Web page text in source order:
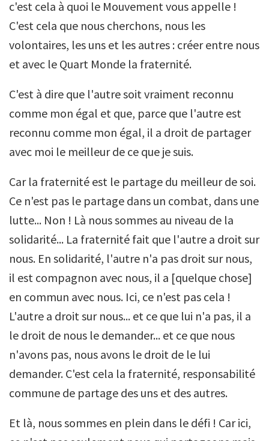
c'est cela à quoi le Mouvement vous appelle !
C'est cela que nous cherchons, nous les
volontaires, les uns et les autres : créer entre nous
et avec le Quart Monde la fraternité.
C'est à dire que l'autre soit vraiment reconnu
comme mon égal et que, parce que l'autre est
reconnu comme mon égal, il a droit de partager
avec moi le meilleur de ce que je suis.
Car la fraternité est le partage du meilleur de soi.
Ce n'est pas le partage dans un combat, dans une
lutte... Non ! Là nous sommes au niveau de la
solidarité... La fraternité fait que l'autre a droit sur
nous. En solidarité, l'autre n'a pas droit sur nous,
il est compagnon avec nous, il a [quelque chose]
en commun avec nous. Ici, ce n'est pas cela !
L'autre a droit sur nous... et ce que lui n'a pas, il a
le droit de nous le demander... et ce que nous
n'avons pas, nous avons le droit de le lui
demander. C'est cela la fraternité, responsabilité
commune de partage des uns et des autres.
Et là, nous sommes en plein dans le défi ! Car ici,